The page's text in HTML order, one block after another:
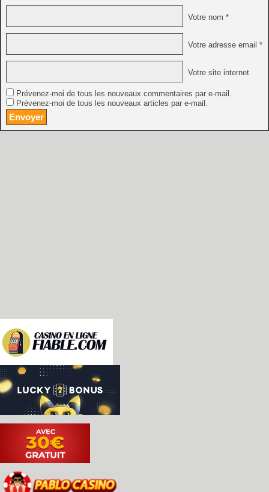
Votre nom *
Votre adresse email *
Votre site internet
Prévenez-moi de tous les nouveaux commentaires par e-mail.
Prévenez-moi de tous les nouveaux articles par e-mail.